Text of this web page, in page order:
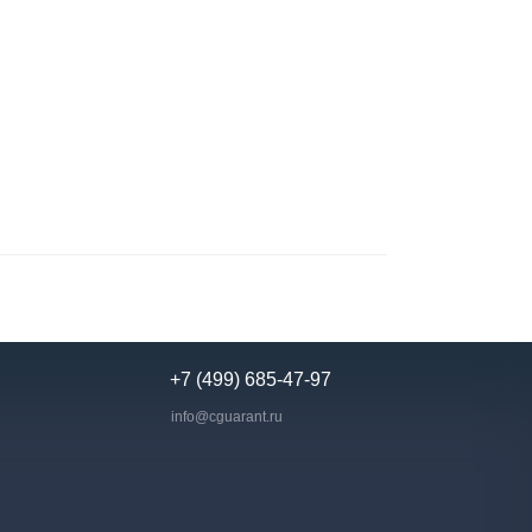
+7 (499) 685-47-97
info@cguarant.ru